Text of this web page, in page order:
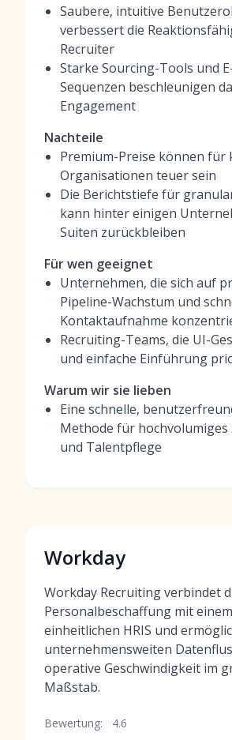
Saubere, intuitive
verbessert die
Recruiter
Starke Sourcing-Tools und
Sequenzen beschleunigen
Engagement
Nachteile
Premium-Preise können für
Organisationen teuer sein
Die Berichtstiefe für
kann hinter einigen
Suiten zurückbleiben
Für wen geeignet
Unternehmen, die sich auf
Pipeline-Wachstum und
Kontaktaufnahme
Recruiting-Teams, die UI-
und einfache Einführung
Warum wir sie lieben
Eine schnelle,
Methode für hochvolumiges
und Talentpflege
Workday
Workday Recruiting verbindet
Personalbeschaffung mit einem
einheitlichen HRIS und
unternehmensweiten
operative Geschwindigkeit im
Maßstab.
Bewertung: 4.6